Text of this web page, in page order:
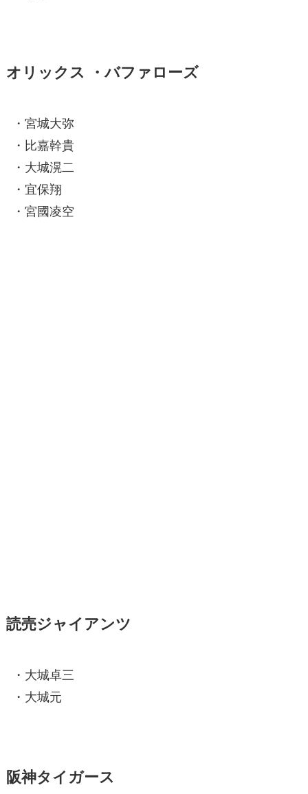
オリックス ・バファローズ
・宮城大弥
・比嘉幹貴
・大城滉二
・宜保翔
・宮國凌空
読売ジャイアンツ
・大城卓三
・大城元
阪神タイガース